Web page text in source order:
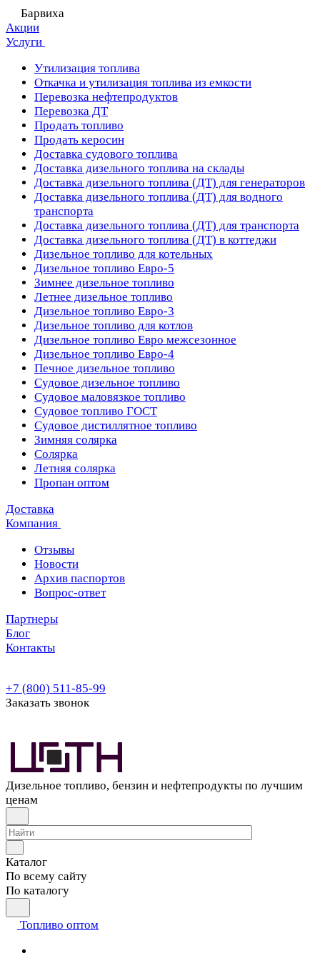
Барвиха
Акции
Услуги
Утилизация топлива
Откачка и утилизация топлива из емкости
Перевозка нефтепродуктов
Перевозка ДТ
Продать топливо
Продать керосин
Доставка судового топлива
Доставка дизельного топлива на склады
Доставка дизельного топлива (ДТ) для генераторов
Доставка дизельного топлива (ДТ) для водного
транспорта
Доставка дизельного топлива (ДТ) для транспорта
Доставка дизельного топлива (ДТ) в коттеджи
Дизельное топливо для котельных
Дизельное топливо Евро-5
Зимнее дизельное топливо
Летнее дизельное топливо
Дизельное топливо Евро-3
Дизельное топливо для котлов
Дизельное топливо Евро межсезонное
Дизельное топливо Евро-4
Печное дизельное топливо
Судовое дизельное топливо
Судовое маловязкое топливо
Судовое топливо ГОСТ
Судовое дистиллятное топливо
Зимняя солярка
Солярка
Летняя солярка
Пропан оптом
Доставка
Компания
Отзывы
Новости
Архив паспортов
Вопрос-ответ
Партнеры
Блог
Контакты
+7 (800) 511-85-99
Заказать звонок
Дизельное топливо, бензин и нефтепродукты по лучшим
ценам
Каталог
По всему сайту
По каталогу
Топливо оптом